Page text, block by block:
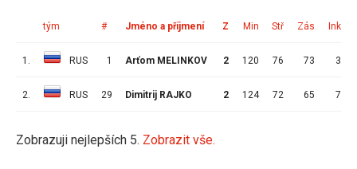
tým # Jméno a příjmení Z Min Stř Zás Ink
1. RUS 1 Arťom MELINKOV 2 120 76 73 3
2. RUS 29 Dimitrij RAJKO 2 124 72 65 7
Zobrazuji nejlepších 5. Zobrazit vše.